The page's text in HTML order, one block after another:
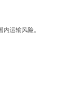
运输风险。